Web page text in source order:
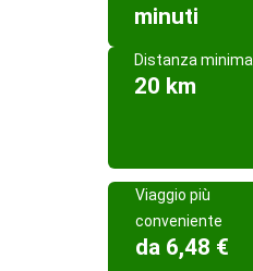
minuti
Distanza minima
20 km
Viaggio più
conveniente
da 6,48 €